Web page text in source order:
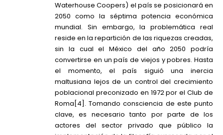
Waterhouse Coopers) el país se posicionará en
2050 como la séptima potencia económica
mundial. Sin embargo, la problemática real
reside en la repartición de las riquezas creadas,
sin la cual el México del año 2050 podría
convertirse en un país de viejos y pobres. Hasta
el momento, el país siguió una inercia
maltusiana lejos de un control del crecimiento
poblacional preconizado en 1972 por el Club de
Roma [4] . Tomando consciencia de este punto
clave, es necesario tanto por parte de los
actores del sector privado que público la